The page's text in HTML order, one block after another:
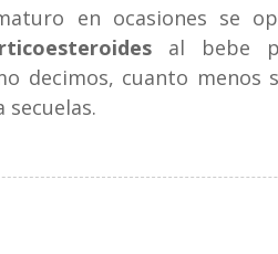
en ocasiones se
al bebe
decimos, cuanto